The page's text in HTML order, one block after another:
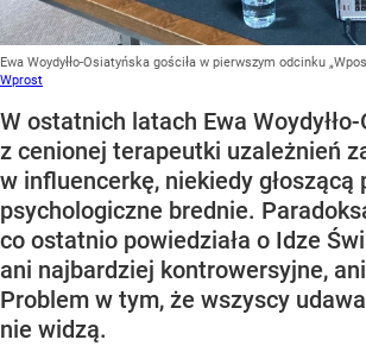
Ewa Woydyłło-Osiatyńska gościła w pierwszym odcinku
Wprost
W ostatnich latach Ewa
z cenionej terapeutki uzależnień
w influencerkę, niekiedy głoszącą
psychologiczne brednie.
co ostatnio powiedziała o Idze
ani najbardziej kontrowersyjne,
Problem w tym, że wszyscy
nie widzą.